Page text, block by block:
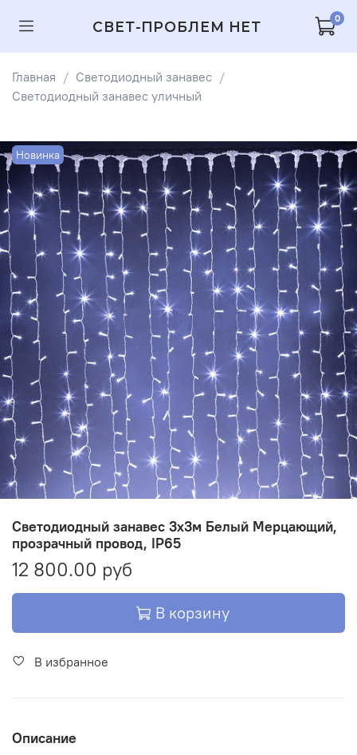
СВЕТ-ПРОБЛЕМ НЕТ 0
Главная
Светодиодный занавес
Светодиодный занавес уличный
Новинка
Светодиодный занавес 3х3м Белый Мерцающий,
прозрачный провод, IP65
12 800.00 руб
В корзину
В избранное
Описание